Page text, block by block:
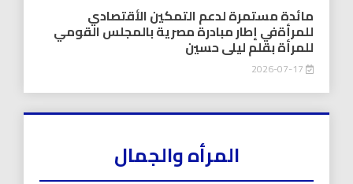
مائدة مستمرة لدعم التمكين الأقتصادي
للمرأةفي إطار مبادرة مصرية بالمجلس القومي
للمرأة بقلم ليلى حسين
المرأه والجمال